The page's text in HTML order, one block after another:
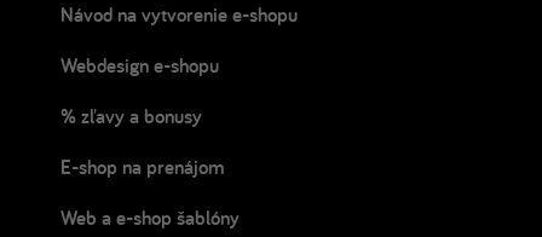
Návod na vytvorenie e-shopu
Webdesign e-shopu
% zľavy a bonusy
E-shop na prenájom
Web a e-shop šablóny